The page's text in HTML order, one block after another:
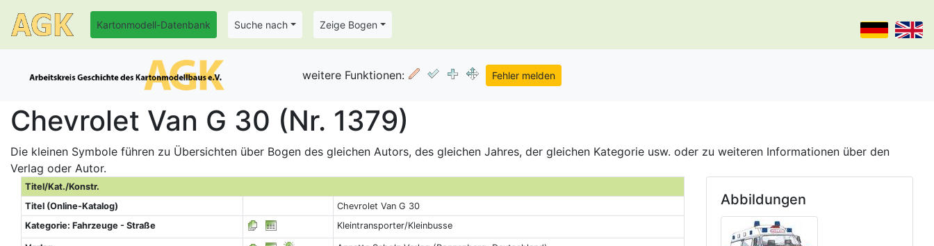
Kartonmodell-Datenbank Suche nach Zeige Bogen
weitere Funktionen:
Chevrolet Van G 30 (Nr. 1379)
Die kleinen Symbole führen zu Übersichten über Bogen des gleichen Autors, des gleichen Jahres, der gleichen Kategorie usw. oder zu weiteren Informationen über den
Verlag oder Autor.
Titel/Kat./Konstr.
Titel (Online-Katalog)
Chevrolet Van G 30
Kategorie: Fahrzeuge - Straße
Kleintransporter/Kleinbusse
Abbildungen